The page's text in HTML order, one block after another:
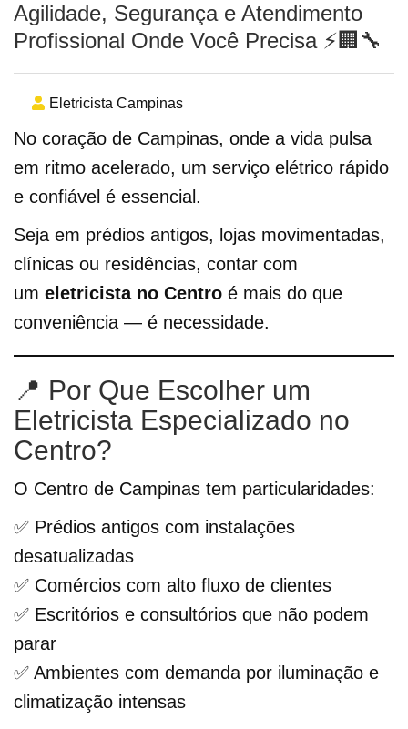
Agilidade, Segurança e Atendimento
Profissional Onde Você Precisa ⚡🏢🔧
Eletricista Campinas
No coração de Campinas, onde a vida pulsa
em ritmo acelerado, um serviço elétrico rápido
e confiável é essencial.
Seja em prédios antigos, lojas movimentadas,
clínicas ou residências, contar com
um eletricista no Centro é mais do que
conveniência — é necessidade.
📍 Por Que Escolher um
Eletricista Especializado no
Centro?
O Centro de Campinas tem particularidades:
✅ Prédios antigos com instalações
desatualizadas
✅ Comércios com alto fluxo de clientes
✅ Escritórios e consultórios que não podem
parar
✅ Ambientes com demanda por iluminação e
climatização intensas